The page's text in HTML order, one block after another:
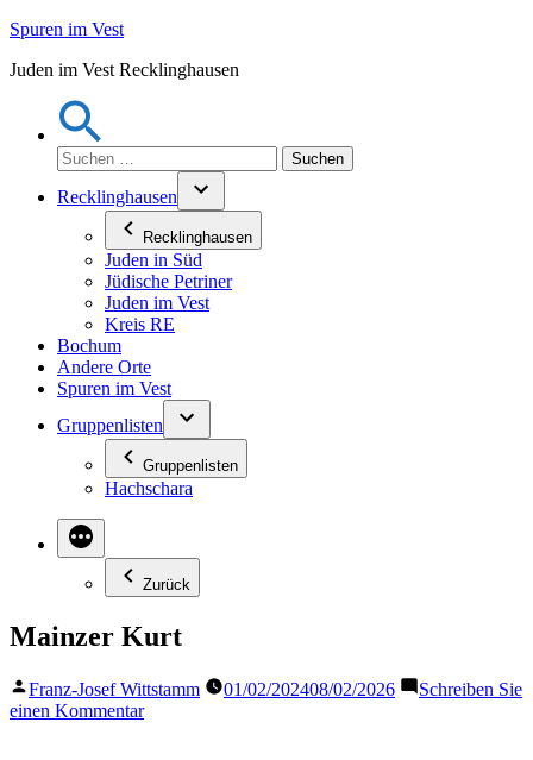
Zum
springen
Spuren im Vest
Juden im Vest Recklinghausen
Suchen
nach:
Recklinghausen
Recklinghausen
Juden in Süd
Jüdische Petriner
Juden im Vest
Kreis RE
Bochum
Andere Orte
Spuren im Vest
Gruppenlisten
Gruppenlisten
Hachschara
Zurück
Mainzer Kurt
Veröffentlicht
von
Franz-Josef Wittstamm 01/02/202408/02/2026
Schreiben Sie
einen Kommentarzu